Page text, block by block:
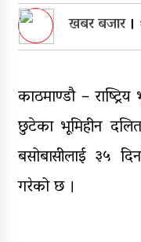
आठ
खबर बजार।
काठमाण्डौ –
छुटेका भूमिहीन
बसोबासीलाई ३५
गरेको छ ।